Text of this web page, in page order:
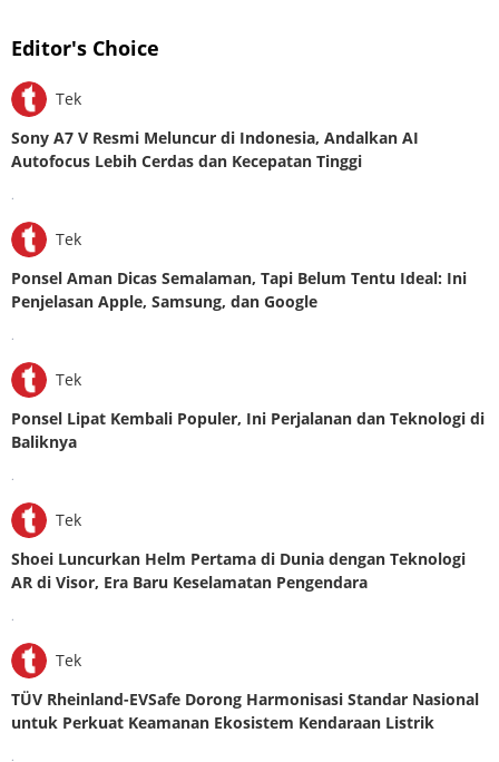
Editor's Choice
Tek
Sony A7 V Resmi Meluncur di Indonesia, Andalkan AI
Autofocus Lebih Cerdas dan Kecepatan Tinggi
Tek
Ponsel Aman Dicas Semalaman, Tapi Belum Tentu Ideal: Ini
Penjelasan Apple, Samsung, dan Google
Tek
Ponsel Lipat Kembali Populer, Ini Perjalanan dan Teknologi di
Baliknya
Tek
Shoei Luncurkan Helm Pertama di Dunia dengan Teknologi
AR di Visor, Era Baru Keselamatan Pengendara
Tek
TÜV Rheinland-EVSafe Dorong Harmonisasi Standar Nasional
untuk Perkuat Keamanan Ekosistem Kendaraan Listrik